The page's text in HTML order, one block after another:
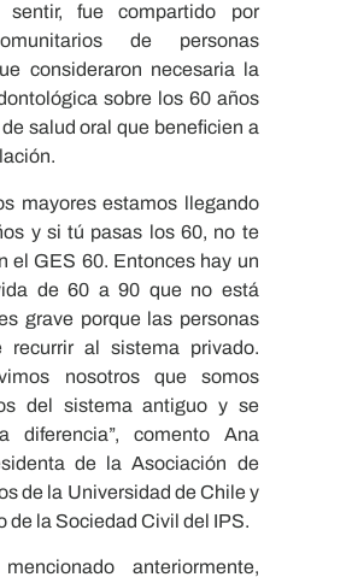
fue compartido por
de personas
consideraron necesaria la
sobre los 60 años
salud oral que beneficien a
mayores estamos llegando
y si tú pasas los 60, no te
el GES 60. Entonces hay un
de 60 a 90 que no está
grave porque las personas
recurrir al sistema privado.
nosotros que somos
del sistema antiguo y se
diferencia”, comento Ana
de la Asociación de
de la Universidad de Chile y
de la Sociedad Civil del IPS.
anteriormente,